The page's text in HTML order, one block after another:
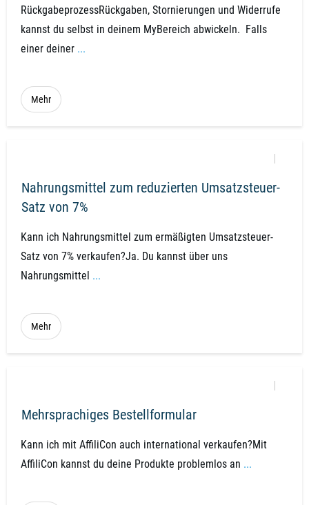
RückgabeprozessRückgaben, Stornierungen und Widerrufe
kannst du selbst in deinem MyBereich abwickeln. Falls
einer deiner ...
Mehr
Nahrungsmittel zum reduzierten Umsatzsteuer-
Satz von 7%
Kann ich Nahrungsmittel zum ermäßigten Umsatzsteuer-
Satz von 7% verkaufen?Ja. Du kannst über uns
Nahrungsmittel ...
Mehr
Mehrsprachiges Bestellformular
Kann ich mit AffiliCon auch international verkaufen?Mit
AffiliCon kannst du deine Produkte problemlos an ...